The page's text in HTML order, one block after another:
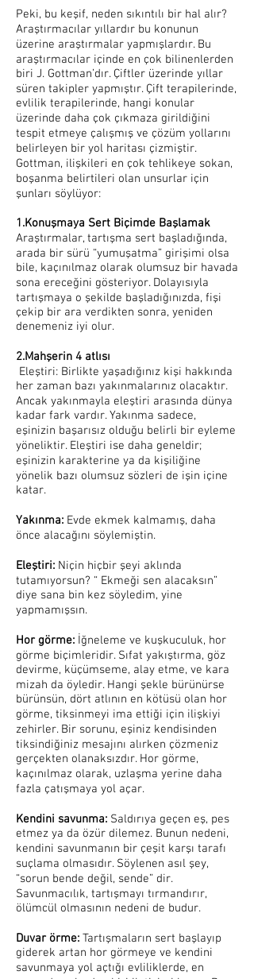
Peki, bu keşif, neden sıkıntılı bir hal alır?
Araştırmacılar yıllardır bu konunun
üzerine araştırmalar yapmışlardır. Bu
araştırmacılar içinde en çok bilinenlerden
biri J. Gottman’dır. Çiftler üzerinde yıllar
süren takipler yapmıştır. Çift terapilerinde,
evlilik terapilerinde, hangi konular
üzerinde daha çok çıkmaza girildiğini
tespit etmeye çalışmış ve çözüm yollarını
belirleyen bir yol haritası çizmiştir.
Gottman, ilişkileri en çok tehlikeye sokan,
boşanma belirtileri olan unsurlar için
şunları söylüyor:
1.Konuşmaya Sert Biçimde Başlamak
Araştırmalar, tartışma sert başladığında,
arada bir sürü “yumuşatma” girişimi olsa
bile, kaçınılmaz olarak olumsuz bir havada
sona ereceğini gösteriyor. Dolayısıyla
tartışmaya o şekilde başladığınızda, fişi
çekip bir ara verdikten sonra, yeniden
denemeniz iyi olur.
2.Mahşerin 4 atlısı
Eleştiri: Birlikte yaşadığınız kişi hakkında
her zaman bazı yakınmalarınız olacaktır.
Ancak yakınmayla eleştiri arasında dünya
kadar fark vardır. Yakınma sadece,
eşinizin başarısız olduğu belirli bir eyleme
yöneliktir. Eleştiri ise daha geneldir;
eşinizin karakterine ya da kişiliğine
yönelik bazı olumsuz sözleri de işin içine
katar.
Yakınma: Evde ekmek kalmamış, daha
önce alacağını söylemiştin.
Eleştiri: Niçin hiçbir şeyi aklında
tutamıyorsun? “ Ekmeği sen alacaksın”
diye sana bin kez söyledim, yine
yapmamışsın.
Hor görme: İğneleme ve kuşkuculuk, hor
görme biçimleridir. Sıfat yakıştırma, göz
devirme, küçümseme, alay etme, ve kara
mizah da öyledir. Hangi şekle bürünürse
bürünsün, dört atlının en kötüsü olan hor
görme, tiksinmeyi ima ettiği için ilişkiyi
zehirler. Bir sorunu, eşiniz kendisinden
tiksindiğiniz mesajını alırken çözmeniz
gerçekten olanaksızdır. Hor görme,
kaçınılmaz olarak, uzlaşma yerine daha
fazla çatışmaya yol açar.
Kendini savunma: Saldırıya geçen eş, pes
etmez ya da özür dilemez. Bunun nedeni,
kendini savunmanın bir çeşit karşı tarafı
suçlama olmasıdır. Söylenen asıl şey,
“sorun bende değil, sende” dir.
Savunmacılık, tartışmayı tırmandırır,
ölümcül olmasının nedeni de budur.
Duvar örme: Tartışmaların sert başlayıp
giderek artan hor görmeye ve kendini
savunmaya yol açtığı evliliklerde, en